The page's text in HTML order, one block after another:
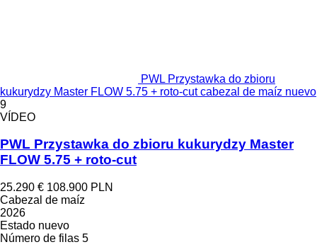
PWL Przystawka do zbioru
kukurydzy Master FLOW 5.75 + roto-cut cabezal de maíz nuevo
9
VÍDEO
PWL Przystawka do zbioru kukurydzy Master
FLOW 5.75 + roto-cut
25.290 € 108.900 PLN
Cabezal de maíz
2026
Estado nuevo
Número de filas 5